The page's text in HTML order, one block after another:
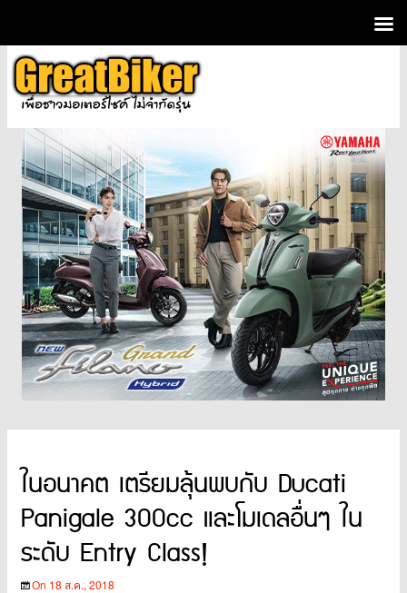
ในอนาคต เตรียมลุ้นพบกับ Ducati
Panigale 300cc และโมเดลอื่นๆ ใน
ระดับ Entry Class!
On 18 ส.ค., 2018